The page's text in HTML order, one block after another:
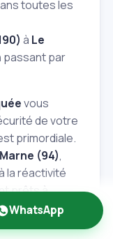
toutes les
à Le
passant par
vous
de votre
primordiale.
(94),
la réactivité
prêts à
serrure,
WhatsApp